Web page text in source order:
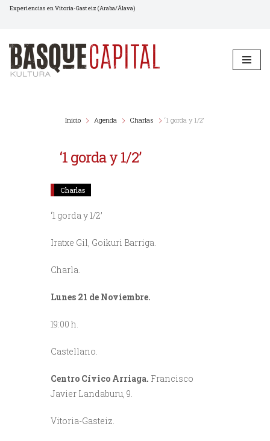
al
contenido
Experiencias en Vitoria-Gasteiz (Araba/Álava)
Inicio Agenda Charlas ‘1 gorda y 1/2’
‘1 gorda y 1/2’
Charlas
‘1 gorda y 1/2’
Iratxe Gil, Goikuri Barriga.
Charla.
Lunes 21 de Noviembre.
19:00 h.
Castellano.
Centro Cívico Arriaga. Francisco
Javier Landaburu, 9.
Vitoria-Gasteiz.